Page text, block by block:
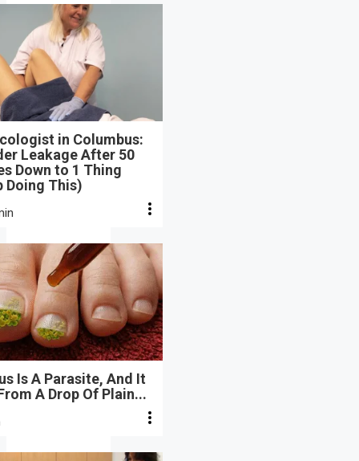
in Columbus:
Leakage After 50
Down to 1 Thing
Doing This)
Is A Parasite, And It
A Drop Of Plain...